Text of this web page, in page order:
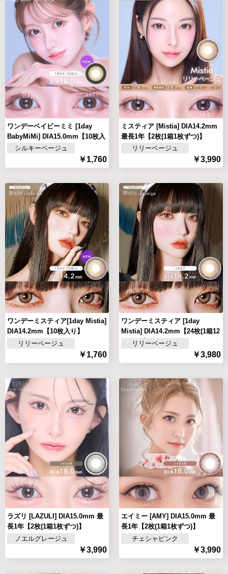
ワンデーベイビーミミ [1day
BabyMiMi] DIA15.0mm【10枚入
り】シルキーベージュ
￥1,760
ミスティア [Mistia] DIA14.2mm
最長1年【2枚(1箱1枚ずつ)】
リリーベージュ
￥3,990
ワンデーミスティア[1day Mistia]
DIA14.2mm【10枚入り】
リリーベージュ
￥1,760
ワンデーミスティア [1day
Mistia] DIA14.2mm【24枚(1箱12
枚ずつ)】
リリーベージュ
￥3,980
ラズリ [LAZULI] DIA15.0mm 最
長1年【2枚(1箱1枚ずつ)】
ノエルグレージュ
￥3,990
エイミー [AMY] DIA15.0mm 最
長1年【2枚(1箱1枚ずつ)】
チェシャピンク
￥3,990